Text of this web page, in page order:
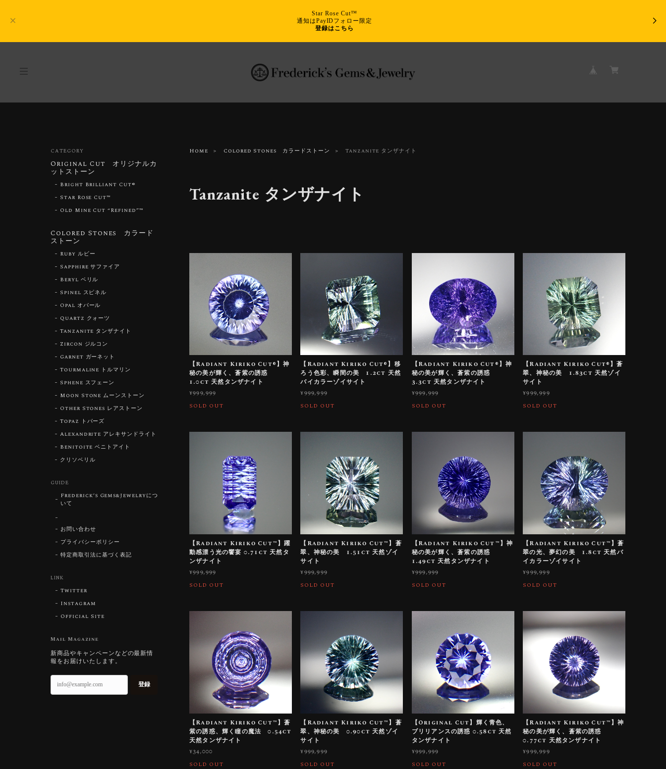
Star Rose Cut™
通知はPayIDフォロー限定
登録はこちら
Home Colored Stones カラードストーン Tanzanite タンザナイト
Tanzanite タンザナイト
【Radiant Kiriko Cut®︎】神
秘の美が輝く、蒼紫の誘惑
1.0ct 天然タンザナイト
¥999,999
SOLD OUT
【Radiant Kiriko Cut®︎】移
ろう色彩、瞬間の美 1.2ct 天然
バイカラーゾイサイト
¥999,999
SOLD OUT
【Radiant Kiriko Cut®︎】神
秘の美が輝く、蒼紫の誘惑
3.3ct 天然タンザナイト
¥999,999
SOLD OUT
【Radiant Kiriko Cut®︎】蒼
翠、神秘の美 1.83ct 天然ゾイ
サイト
¥999,999
SOLD OUT
【Radiant Kiriko Cut™️】躍
動感漂う光の饗宴 0.71ct 天然タ
ンザナイト
¥999,999
SOLD OUT
【Radiant Kiriko Cut™️】蒼
翠、神秘の美 1.51ct 天然ゾイ
サイト
¥999,999
SOLD OUT
【Radiant Kiriko Cut™️】神
秘の美が輝く、蒼紫の誘惑
1.49ct 天然タンザナイト
¥999,999
SOLD OUT
【Radiant Kiriko Cut™️】蒼
翠の光、夢幻の美 1.8ct 天然バ
イカラーゾイサイト
¥999,999
SOLD OUT
【Radiant Kiriko Cut™️】蒼
紫の誘惑、輝く瞳の魔法 0.54ct
天然タンザナイト
¥34,000
SOLD OUT
【Radiant Kiriko Cut™️】蒼
翠、神秘の美 0.90ct 天然ゾイ
サイト
¥999,999
SOLD OUT
【Original Cut】輝く青色、
ブリリアンスの誘惑 0.58ct 天然
タンザナイト
¥999,999
SOLD OUT
【Radiant Kiriko Cut™️】神
秘の美が輝く、蒼紫の誘惑
0.77ct 天然タンザナイト
¥999,999
SOLD OUT
CATEGORY
Original Cut オリジナルカ
ットストーン
Bright Brilliant Cut®︎
Star Rose Cut™︎
Old Mine Cut “Refined”™︎
Colored Stones カラード
ストーン
Ruby ルビー
Sapphire サファイア
Beryl ベリル
Spinel スピネル
Opal オパール
Quartz クォーツ
Tanzanite タンザナイト
Zircon ジルコン
Garnet ガーネット
Tourmaline トルマリン
Sphene スフェーン
Moon Stone ムーンストーン
Other Stones レアストーン
Topaz トパーズ
Alexandrite アレキサンドライト
Benitoite ベニトアイト
クリソベリル
GUIDE
Frederick’s Gems&Jewelryにつ
いて
お問い合わせ
プライバシーポリシー
特定商取引法に基づく表記
LINK
Twitter
Instagram
Official Site
Mail Magazine
新商品やキャンペーンなどの最新情
報をお届けいたします。
登録